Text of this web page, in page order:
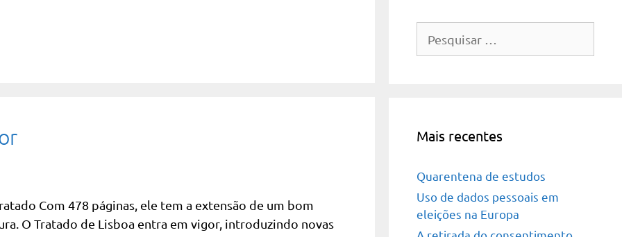
Com 478 páginas, ele tem a extensão de um bom
O Tratado de Lisboa entra em vigor, introduzindo novas
por:
Mais recentes
Quarentena de estudos
Uso de dados pessoais em
eleições na Europa